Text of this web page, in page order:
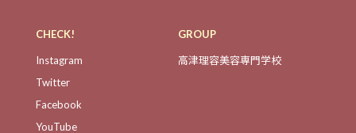
CHECK!
Instagram
Twitter
Facebook
YouTube
GROUP
高津理容美容専門学校